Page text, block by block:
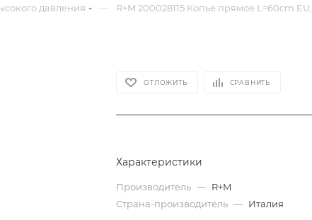
давления — R+M 200028115 Копье прямое L=60cm
ОТЛОЖИТЬ СРАВНИТЬ
Характеристики
Производитель — R+M
Страна-производитель — Италия